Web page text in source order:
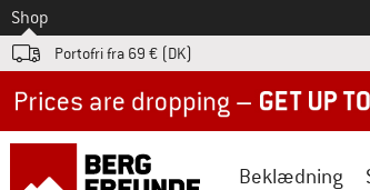
Til
Shop
Portofri fra 69 € (DK)
Beklædning